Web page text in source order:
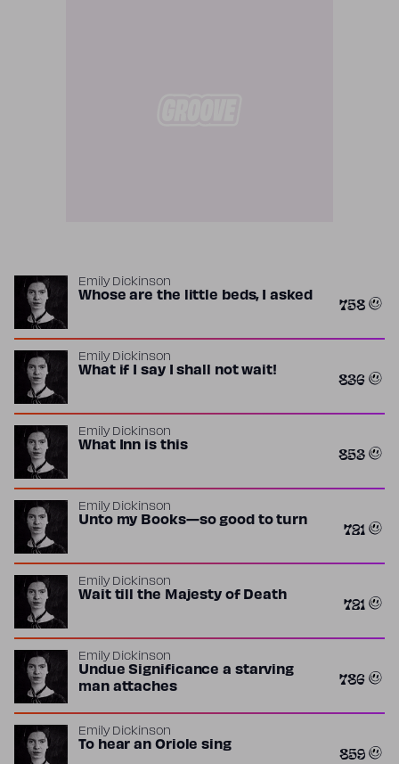
Emily Dickinson
Whose are the little beds, I asked 758
Emily Dickinson
What if I say I shall not wait! 836
Emily Dickinson
What Inn is this 853
Emily Dickinson
Unto my Books—so good to turn 721
Emily Dickinson
Wait till the Majesty of Death 721
Emily Dickinson
Undue Significance a starving
man attaches
786
Emily Dickinson
To hear an Oriole sing 859